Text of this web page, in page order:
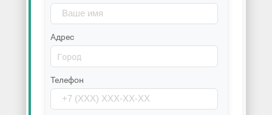
Адрес
Телефон